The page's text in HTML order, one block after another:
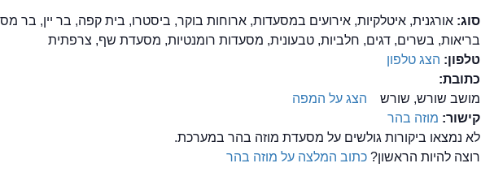
סוג:אורגנית, איטלקיות, אירועים במסעדות, ארוחות בוקר, ביסטרו, בית קפה, בר יין, בר
בריאות, בשרים, דגים, חלביות, טבעונית, מסעדות רומנטיות, מסעדת שף, צרפתית
טלפון: הצג טלפון
כתובת:
מושב שורש, שורש
הצג על המפה
קישור: מוזה בהר
לא נמצאו ביקורות גולשים על מסעדת מוזה בהר במערכת.
רוצה להיות הראשון?כתוב המלצה על מוזה בהר